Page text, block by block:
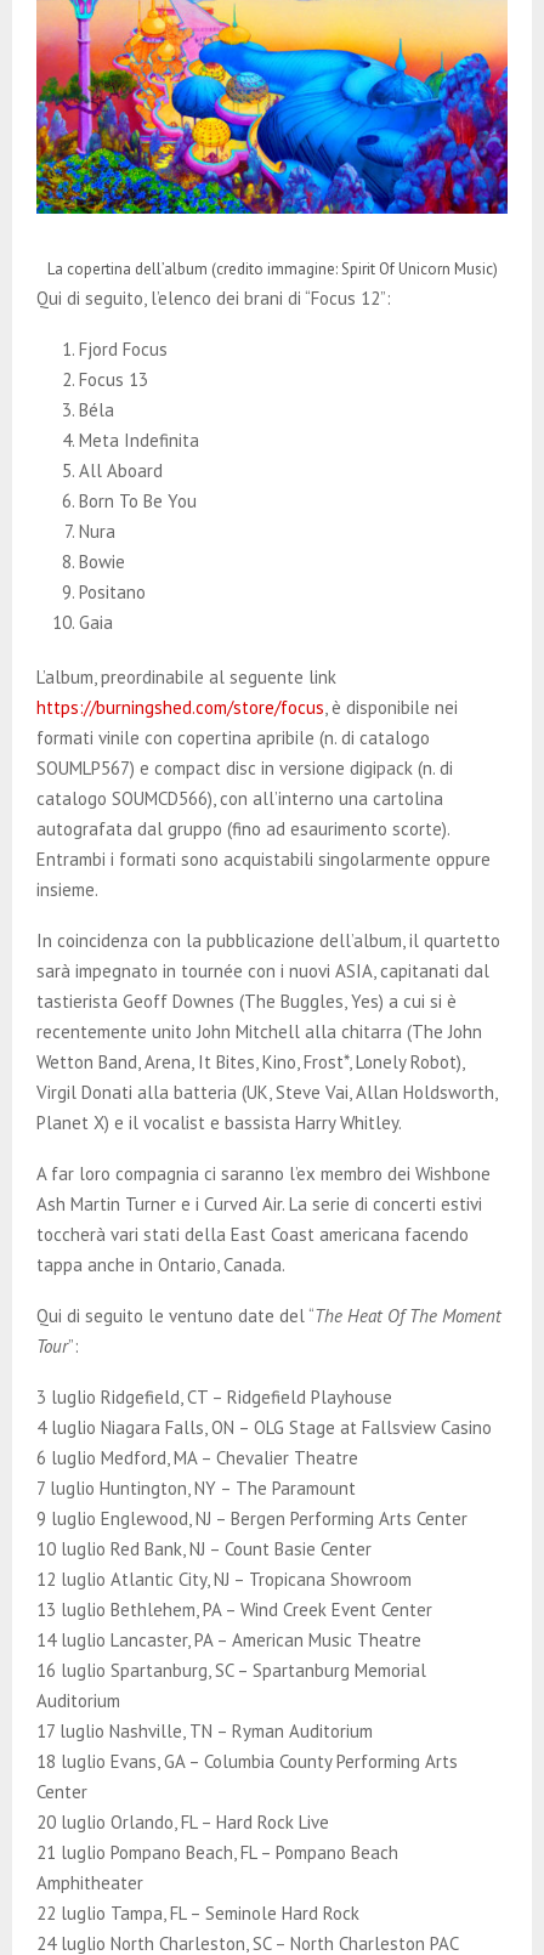
La copertina dell’album (credito immagine: Spirit Of Unicorn Music)
Qui di seguito, l’elenco dei brani di “Focus 12”:
Fjord Focus
Focus 13
Béla
Meta Indefinita
All Aboard
Born To Be You
Nura
Bowie
Positano
Gaia
L’album, preordinabile al seguente link
https://burningshed.com/store/focus , è disponibile nei
formati vinile con copertina apribile (n. di catalogo
SOUMLP567) e compact disc in versione digipack (n. di
catalogo SOUMCD566), con all’interno una cartolina
autografata dal gruppo (fino ad esaurimento scorte).
Entrambi i formati sono acquistabili singolarmente oppure
insieme.
In coincidenza con la pubblicazione dell’album, il quartetto
sarà impegnato in tournée con i nuovi ASIA, capitanati dal
tastierista Geoff Downes (The Buggles, Yes) a cui si è
recentemente unito John Mitchell alla chitarra (The John
Wetton Band, Arena, It Bites, Kino, Frost*, Lonely Robot),
Virgil Donati alla batteria (UK, Steve Vai, Allan Holdsworth,
Planet X) e il vocalist e bassista Harry Whitley.
A far loro compagnia ci saranno l’ex membro dei Wishbone
Ash Martin Turner e i Curved Air. La serie di concerti estivi
toccherà vari stati della East Coast americana facendo
tappa anche in Ontario, Canada.
Qui di seguito le ventuno date del “The Heat Of The Moment
Tour”:
3 luglio Ridgefield, CT – Ridgefield Playhouse
4 luglio Niagara Falls, ON – OLG Stage at Fallsview Casino
6 luglio Medford, MA – Chevalier Theatre
7 luglio Huntington, NY – The Paramount
9 luglio Englewood, NJ – Bergen Performing Arts Center
10 luglio Red Bank, NJ – Count Basie Center
12 luglio Atlantic City, NJ – Tropicana Showroom
13 luglio Bethlehem, PA – Wind Creek Event Center
14 luglio Lancaster, PA – American Music Theatre
16 luglio Spartanburg, SC – Spartanburg Memorial
Auditorium
17 luglio Nashville, TN – Ryman Auditorium
18 luglio Evans, GA – Columbia County Performing Arts
Center
20 luglio Orlando, FL – Hard Rock Live
21 luglio Pompano Beach, FL – Pompano Beach
Amphitheater
22 luglio Tampa, FL – Seminole Hard Rock
24 luglio North Charleston, SC – North Charleston PAC